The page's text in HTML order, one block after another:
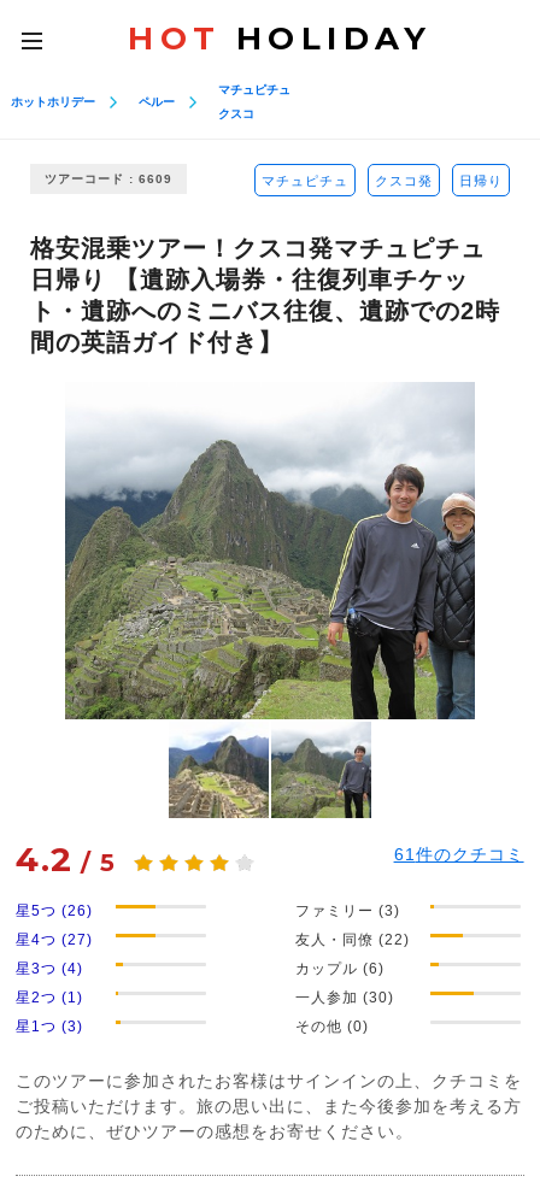
toggle
navigation
HOT HOLIDAY
ホットホリデー ペルー
マチュピチュ
クスコ
ツアーコード : 6609 マチュピチュ クスコ発 日帰り
格安混乗ツアー！クスコ発マチュピチュ
日帰り 【遺跡入場券・往復列車チケッ
ト・遺跡へのミニバス往復、遺跡での2時
間の英語ガイド付き】
4.2 /5 61 件のクチコミ
星5つ (26)
星4つ (27)
星3つ (4)
星2つ (1)
星1つ (3)
ファミリー (3)
友人・同僚 (22)
カップル (6)
一人参加 (30)
その他 (0)
このツアーに参加されたお客様はサインインの上、クチコミを
ご投稿いただけます。旅の思い出に、また今後参加を考える方
のために、ぜひツアーの感想をお寄せください。